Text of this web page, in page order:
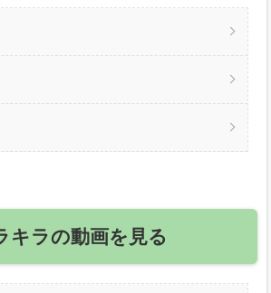
キラの動画を見る